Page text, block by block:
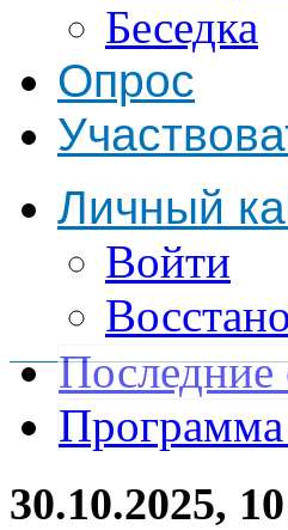
Беседка
Опрос
Личный
Войти
Последние
30.10.2025,